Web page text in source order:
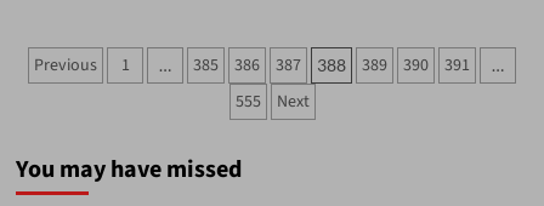
Way
Huwi
Tak
Membodohi
Paginasi
Previous 1 … 385 386 387 388 389 390 391 …
555 Next
You may have missed